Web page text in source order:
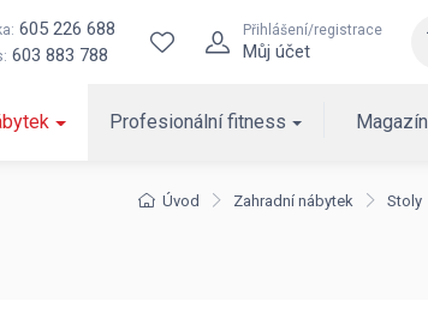
605 226 688
603 883 788
Přihlášení/registrace
Můj účet
Profesionální fitness Magazín
Úvod Zahradní nábytek Stoly